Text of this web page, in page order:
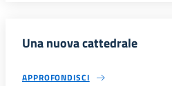
Una nuova cattedrale
APPROFONDISCI